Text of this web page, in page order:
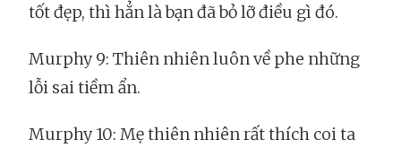
tốt đẹp, thì hẳn là bạn đã bỏ lỡ điều gì đó.
Murphy 9: Thiên nhiên luôn về phe những
lỗi sai tiềm ẩn.
Murphy 10: Mẹ thiên nhiên rất thích coi ta